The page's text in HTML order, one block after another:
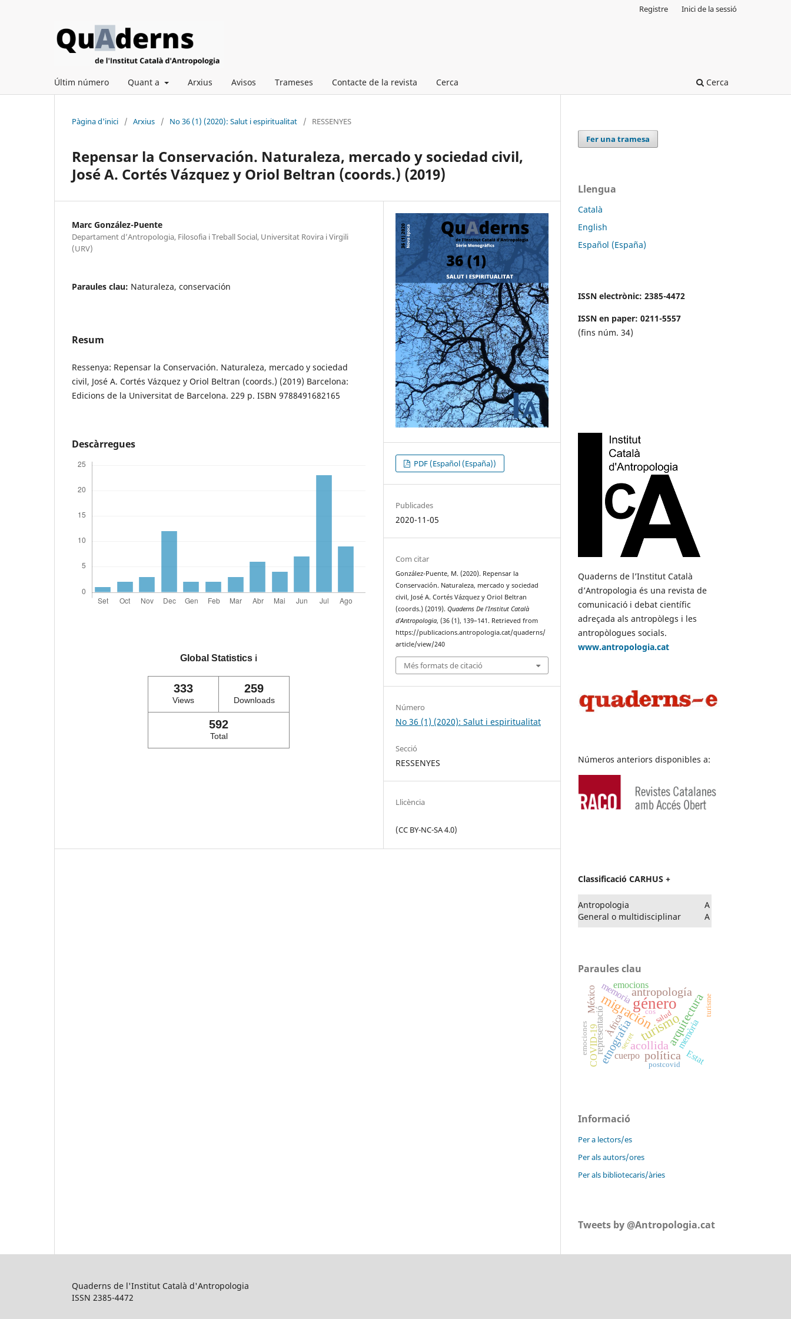
Últim número Quant a Arxius Avisos Trameses Contacte de la revista Cerca Cerca
Registre Inici de la sessió
Pàgina d'inici / Arxius / No 36 (1) (2020): Salut i espiritualitat / RESSENYES
Repensar la Conservación. Naturaleza, mercado y sociedad civil,
José A. Cortés Vázquez y Oriol Beltran (coords.) (2019)
Marc González-Puente
Departament d’Antropologia, Filosofia i Treball Social, Universitat Rovira i Virgili
(URV)
Paraules clau: Naturaleza, conservación
Resum
Ressenya: Repensar la Conservación. Naturaleza, mercado y sociedad
civil, José A. Cortés Vázquez y Oriol Beltran (coords.) (2019) Barcelona:
Edicions de la Universitat de Barcelona. 229 p. ISBN 9788491682165
Descàrregues
Global Statistics ℹ️
333
Views
259
Downloads
592
Total
PDF (Español (España))
Publicades
2020-11-05
Com citar
González-Puente, M. (2020). Repensar la
Conservación. Naturaleza, mercado y sociedad
civil, José A. Cortés Vázquez y Oriol Beltran
(coords.) (2019).Quaderns De l’Institut Català
d’Antropologia, (36 (1), 139–141. Retrieved from
https://publicacions.antropologia.cat/quaderns/
article/view/240
Més formats de citació
Número
No 36 (1) (2020): Salut i espiritualitat
Secció
RESSENYES
Llicència
(CC BY-NC-SA 4.0)
Fer una tramesa
Llengua
Català
English
Español (España)
ISSN electrònic: 2385-4472
ISSN en paper: 0211-5557
(fins núm. 34)
Quaderns de l’Institut Català
d’Antropologia és una revista de
comunicació i debat científic
adreçada als antropòlegs i les
antropòlogues socials.
www.antropologia.cat
Números anteriors disponibles a:
Classificació CARHUS +
Antropologia
General o multidisciplinar
A
A
Paraules clau
género
migraciónturismo
acollida
política
antropología
arquitectura
etnografia
cuerpo
representació
memoria
Àfrica memòria
COVID-19 Estat
emocions
México cos
emociones
salud
postcovid
secret
turisme
Informació
Per a lectors/es
Per als autors/ores
Per als bibliotecaris/àries
Tweets by @Antropologia.cat
Quaderns de l'Institut Català d'Antropologia
ISSN 2385-4472